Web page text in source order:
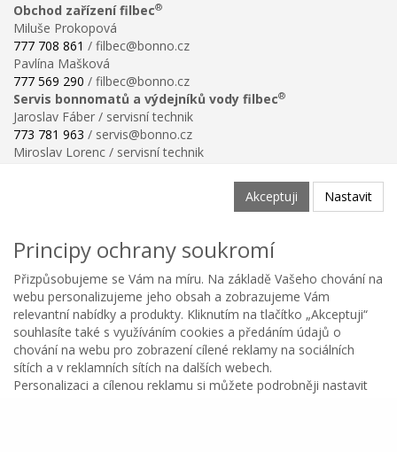
Obchod zařízení filbec®
Miluše Prokopová
777 708 861 / filbec@bonno.cz
Pavlína Mašková
777 569 290 / filbec@bonno.cz
Servis bonnomatů a výdejníků vody filbec®
Jaroslav Fáber / servisní technik
773 781 963 / servis@bonno.cz
Miroslav Lorenc / servisní technik
Ochrana osobních údajů
Poučení o právu na odstoupení od smlouvy
Reklamační řád
Reklamační protokol ke stažení
Velikostní tabulka
Nastavení soukromí
Odstoupení od smlouvy
Copyright © BONNO GASTRO SERVIS s.r.o. 2026
Kategorie Oblíbené Menu Košík
Akceptuji Nastavit
Principy ochrany soukromí
Přizpůsobujeme se Vám na míru. Na základě Vašeho chování na
webu personalizujeme jeho obsah a zobrazujeme Vám
relevantní nabídky a produkty. Kliknutím na tlačítko „Akceptuji“
souhlasíte také s využíváním cookies a předáním údajů o
chování na webu pro zobrazení cílené reklamy na sociálních
sítích a v reklamních sítích na dalších webech.
Personalizaci a cílenou reklamu si můžete podrobněji nastavit